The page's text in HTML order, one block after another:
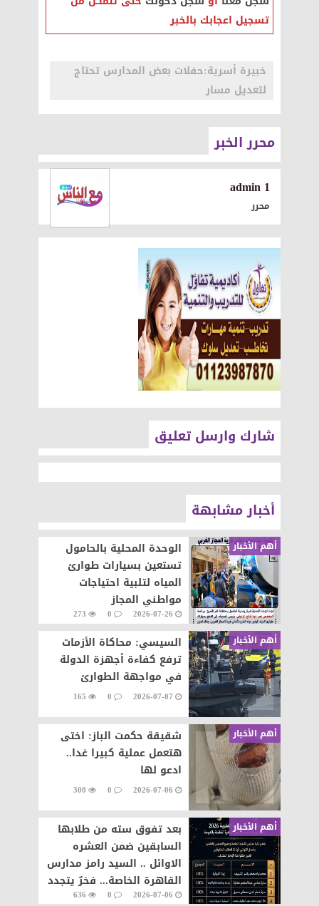
تسجيل اعجابك بالخبر
خبيرة أسرية:حفلات بعض المدارس تحتاج
لتعديل مسار
محرر الخبر
1 admin
محرر
شارك وارسل تعليق
أخبار مشابهة
أهم الأخبار
الوحدة المحلية بالحامول
تستعين بسيارات طوارئ
المياه لتلبية احتياجات
مواطني المجاز
2026-07-26
0
273
أهم الأخبار
السيسي: محاكاة الأزمات
ترفع كفاءة أجهزة الدولة
في مواجهة الطوارئ
2026-07-07
0
165
أهم الأخبار
شقيقة حكمت الباز: اختى
هتعمل عملية كبيرا غدا..
ادعو لها
2026-07-06
0
300
أهم الأخبار
بعد تفوق سته من طلابها
السابقين ضمن العشره
الاوائل .. السيد رامز مدارس
القاهرة الخاصة... فخرٌ يتجدد
وإنجازٌ يتواصل
2026-07-06
0
636